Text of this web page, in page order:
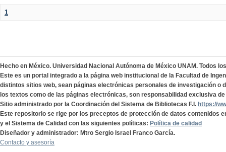
1
Hecho en México. Universidad Nacional Autónoma de México UNAM. Todos
Este es un portal integrado a la página web institucional de la Facultad de
distintos sitios web, sean páginas electrónicas personales de investigación o
los textos como de las páginas electrónicas, son responsabilidad exclusiva
Sitio administrado por la Coordinación del Sistema de Bibliotecas F.I. https://
Este repositorio se rige por los preceptos de protección de datos contenidos
y el Sistema de Calidad con las siguientes políticas: Política de calidad
Diseñador y administrador: Mtro Sergio Israel Franco García.
Contacto y asesoría